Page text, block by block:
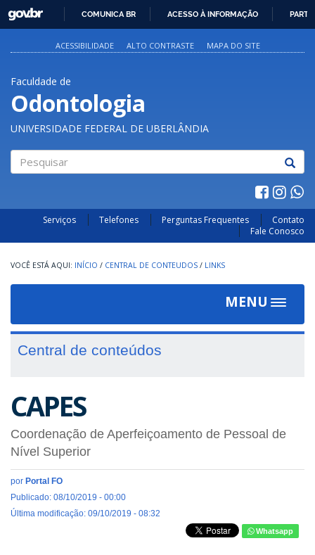
PARA
O
GOVBR
COMUNICA BR ACESSO À INFORMAÇÃO
ACESSIBILIDADE ALTO CONTRASTE MAPA DO SITE
Faculdade de
Odontologia
UNIVERSIDADE FEDERAL DE UBERLÂNDIA
Serviços Telefones Perguntas Frequentes
Contato
Fale Conosco
INÍCIO / CENTRAL DE CONTEUDOS / LINKS
MENU
Toggle
Central de conteúdos
CAPES
Coordenação de Aperfeiçoamento de Pessoal de
Nível Superior
por Portal FO
Publicado: 08/10/2019 - 00:00
Última modificação: 09/10/2019 - 08:32
Whatsapp